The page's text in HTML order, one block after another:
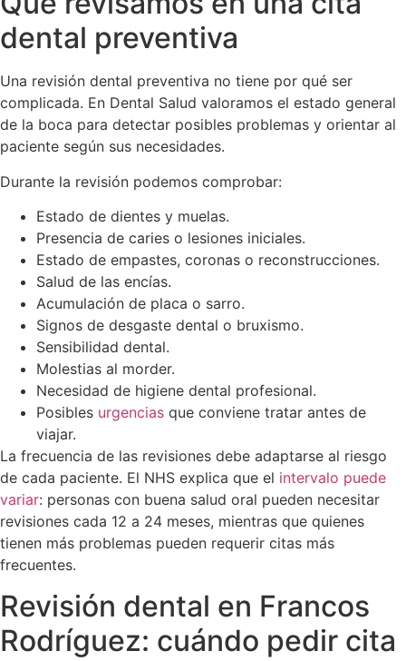
dental preventiva
Una revisión dental preventiva no tiene por qué ser
complicada. En Dental Salud valoramos el estado general
de la boca para detectar posibles problemas y orientar al
paciente según sus necesidades.
Durante la revisión podemos comprobar:
Estado de dientes y muelas.
Presencia de caries o lesiones iniciales.
Estado de empastes, coronas o reconstrucciones.
Salud de las encías.
Acumulación de placa o sarro.
Signos de desgaste dental o bruxismo.
Sensibilidad dental.
Molestias al morder.
Necesidad de higiene dental profesional.
Posibles urgencias que conviene tratar antes de
viajar.
La frecuencia de las revisiones debe adaptarse al riesgo
de cada paciente. El NHS explica que el intervalo puede
variar: personas con buena salud oral pueden necesitar
revisiones cada 12 a 24 meses, mientras que quienes
tienen más problemas pueden requerir citas más
frecuentes.
Revisión dental en Francos
Rodríguez: cuándo pedir cita